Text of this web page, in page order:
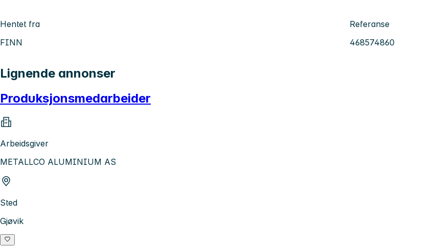
Hentet fra
FINN
Referanse
468574860
Lignende annonser
Produksjonsmedarbeider
Arbeidsgiver
METALLCO ALUMINIUM AS
Sted
Gjøvik